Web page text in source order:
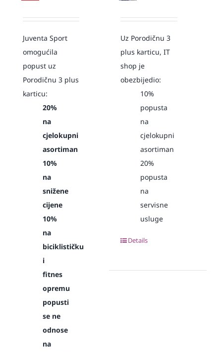
Juventa Sport
omogućila
popust uz
Porodičnu 3 plus
karticu:
20%
na
cjelokupni
asortiman
10%
na
snižene
cijene
10%
na
biciklističku
i
fitnes
opremu
popusti
se ne
odnose
na
Uz Porodičnu 3
plus karticu, IT
shop je
obezbijedio:
10%
popusta
na
cjelokupni
asortiman
20%
popusta
na
servisne
usluge
Details